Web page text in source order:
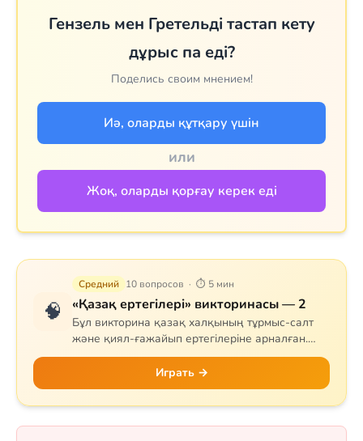
Гензель мен Гретельді тастап кету
дұрыс па еді?
Поделись своим мнением!
Иә, оларды құтқару үшін
или
Жоқ, оларды қорғау керек еді
🧠
Средний 10 вопросов · ⏱ 5 мин
«Қазақ ертегілері» викторинасы — 2
Бұл викторина қазақ халқының тұрмыс-салт
және қиял-ғажайып ертегілеріне арналған.
Сұрақтар тапқыр Тазша Бала, дана Аяз би,
шешен Жиренше, «Алтын сақа», «Күн
астындағы Күнікей қыз» және «Ақ ниет пен
Қара ниет» ертегілерін қамтиды. 10 сұрақ, бір
Играть →